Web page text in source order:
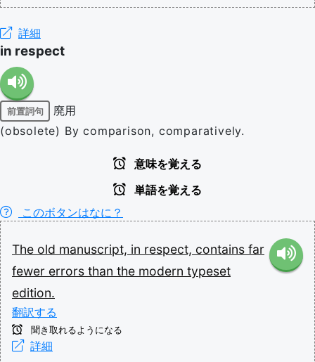
詳細
in respect
前置詞句
廃用
(obsolete) By comparison, comparatively.
意味を覚える
単語を覚える
このボタンはなに？
The old manuscript, in respect, contains far
fewer errors than the modern typeset
edition.
翻訳する
聞き取れるようになる
詳細